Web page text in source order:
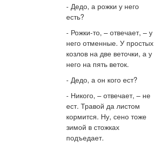
- Дедо, а рожки у него
есть?
- Рожки-то, – отвечает, – у
него отменные. У простых
козлов на две веточки, а у
него на пять веток.
- Дедо, а он кого ест?
- Никого, – отвечает, – не
ест. Травой да листом
кормится. Ну, сено тоже
зимой в стожках
подъедает.